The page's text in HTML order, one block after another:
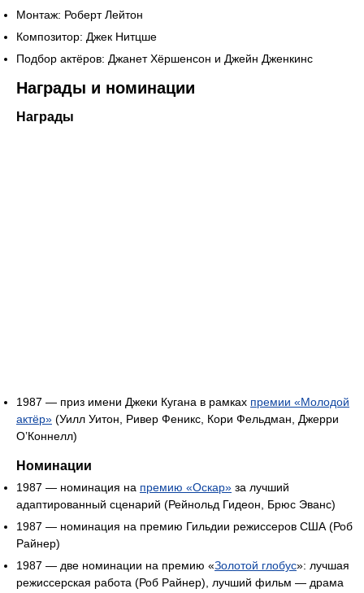
Монтаж: Роберт Лейтон
Композитор: Джек Нитцше
Подбор актёров: Джанет Хёршенсон и Джейн Дженкинс
Награды и номинации
Награды
1987 — приз имени Джеки Кугана в рамках премии «Молодой
актёр» (Уилл Уитон, Ривер Феникс, Кори Фельдман, Джерри
О’Коннелл)
Номинации
1987 — номинация на премию «Оскар» за лучший
адаптированный сценарий (Рейнольд Гидеон, Брюс Эванс)
1987 — номинация на премию Гильдии режиссеров США (Роб
Райнер)
1987 — две номинации на премию «Золотой глобус»: лучшая
режиссерская работа (Роб Райнер), лучший фильм — драма